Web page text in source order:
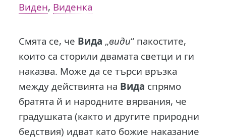
Виден, Виденка
Смята се, че Вида „види“ пакостите,
които са сторили двамата светци и ги
наказва. Може да се търси връзка
между действията на Вида спрямо
братята й и народните вярвания, че
градушката (както и другите природни
бедствия) идват като божие наказание